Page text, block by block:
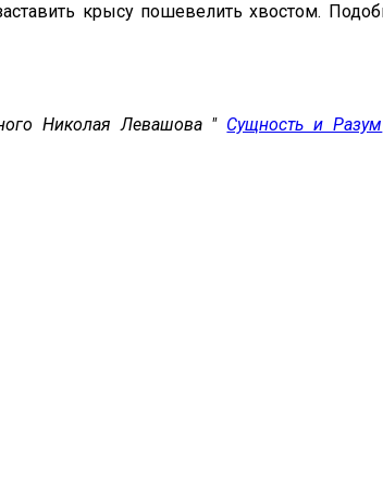
крысу пошевелить хвостом.
Николая Левашова " Сущность и Разум